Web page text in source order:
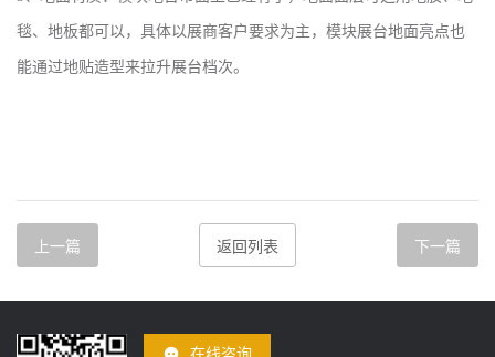
毯、地板都可以，具体以展商客户要求为主，模块展台地面亮点也
能通过地贴造型来拉升展台档次。
上一篇 返回列表 下一篇
在线咨询